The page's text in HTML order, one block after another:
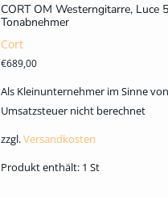
CORT OM Westerngitarre, Luce
Tonabnehmer
Cort
€689,00
Als Kleinunternehmer im Sinne
Umsatzsteuer nicht berechnet
zzgl.Versandkosten
Produkt enthält: 1 St